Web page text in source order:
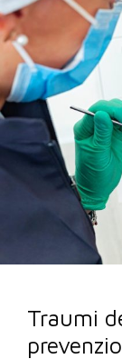
Traumi